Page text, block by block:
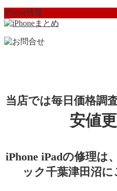
iPhone情報
当店では毎日価格調
安値
iPhone iPadの修理は
ック千葉津田沼に